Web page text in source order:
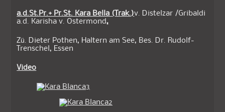
a.d.St.Pr.+ Pr.St. Kara Bella (Trak.)v. Distelzar /Gribaldi
a.d. Karisha v. Ostermond,
Zü. Dieter Pothen, Haltern am See, Bes. Dr. Rudolf-
Trenschel, Essen
Video